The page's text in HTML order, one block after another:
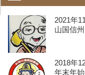
2021年
山国信
2018年
年末年